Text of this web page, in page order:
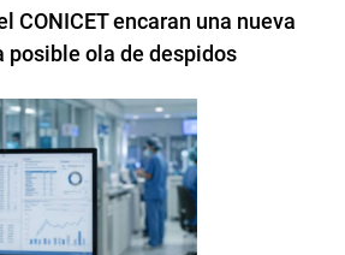
CONICET encaran una nueva
posible ola de despidos